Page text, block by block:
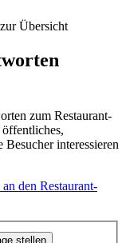
Übersicht
zum Restaurant-
Besucher interessieren
an den Restaurant-
stellen